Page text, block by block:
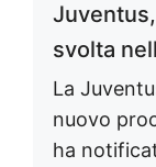
svolta
La
nuovo
ha